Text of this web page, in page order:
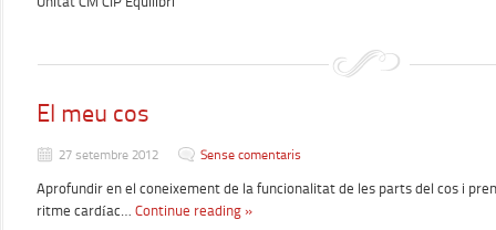
El meu cos
27 setembre 2012 Sense comentaris
Aprofundir en el coneixement de la funcionalitat de les parts del cos i
ritme cardíac… Continue reading »